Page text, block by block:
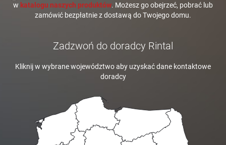
w katalogu naszych produktów. Możesz go obejrzeć, pobrać lub
zamówić bezpłatnie z dostawą do Twojego domu.
Zadzwoń do doradcy Rintal
Kliknij w wybrane województwo aby uzyskać dane kontaktowe
doradcy